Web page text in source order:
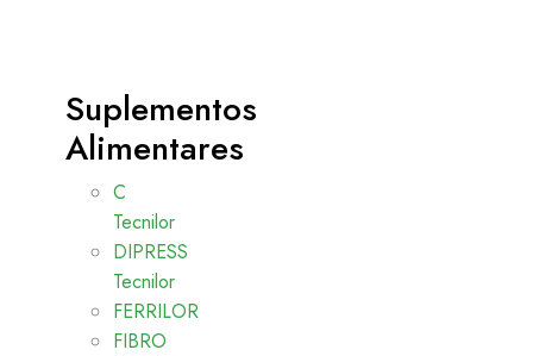
Suplementos
Alimentares
C
Tecnilor
DIPRESS
Tecnilor
FERRILOR
FIBRO